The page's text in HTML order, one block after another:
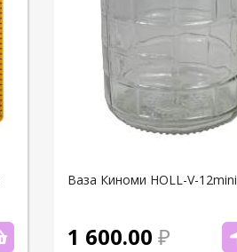
Ваза Киноми HOLL-V-12mini
1 600.00